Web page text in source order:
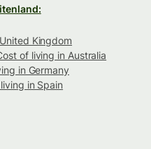
Kingdom
of living in Australia
in Germany
in Spain